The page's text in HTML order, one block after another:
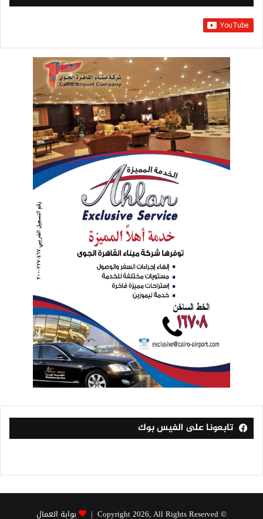
تابعونا على الفيس بوك
© Copyright 2026, All Rights Reserved | بوابة العمال